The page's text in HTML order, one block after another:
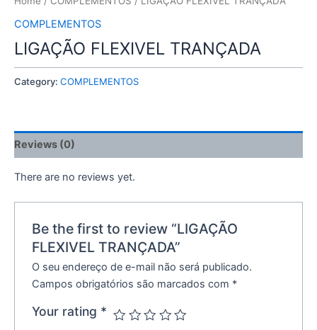
COMPLEMENTOS
LIGAÇÃO FLEXIVEL TRANÇADA
Category: COMPLEMENTOS
Reviews (0)
There are no reviews yet.
Be the first to review “LIGAÇÃO
FLEXIVEL TRANÇADA”
O seu endereço de e-mail não será publicado.
Campos obrigatórios são marcados com *
Your rating *